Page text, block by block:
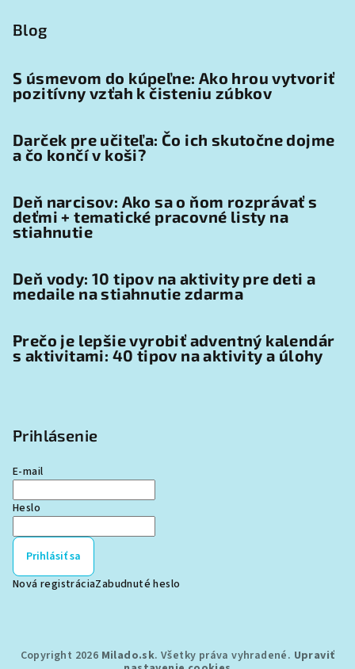
Blog
S úsmevom do kúpeľne: Ako hrou vytvoriť
pozitívny vzťah k čisteniu zúbkov
Darček pre učiteľa: Čo ich skutočne dojme
a čo končí v koši?
Deň narcisov: Ako sa o ňom rozprávať s
deťmi + tematické pracovné listy na
stiahnutie
Deň vody: 10 tipov na aktivity pre deti a
medaile na stiahnutie zdarma
Prečo je lepšie vyrobiť adventný kalendár
s aktivitami: 40 tipov na aktivity a úlohy
Prihlásenie
E-mail
Heslo
Prihlásiť sa
Nová registráciaZabudnuté heslo
Copyright 2026 Milado.sk. Všetky práva vyhradené. Upraviť